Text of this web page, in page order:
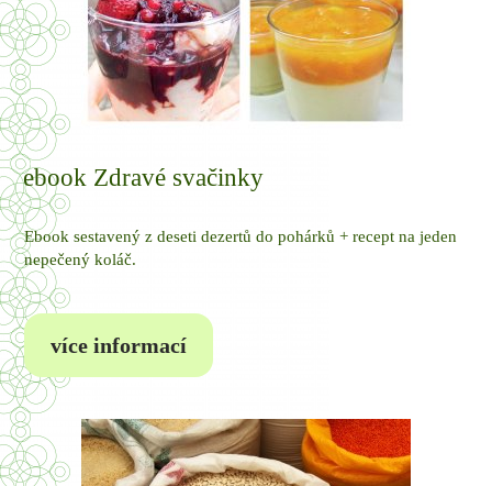
ebook Zdravé svačinky
Ebook sestavený z deseti dezertů do pohárků + recept na jeden
nepečený koláč.
více informací